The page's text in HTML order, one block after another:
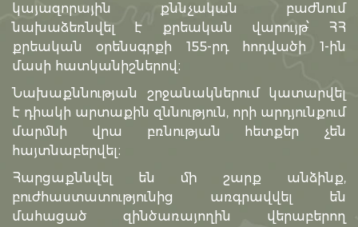
կայազորային քննչական բաժնում
նախաձեռնվել է քրեական վարույթ՝ ՀՀ
քրեական օրենսգրքի 155-րդ հոդվածի 1-ին
մասի հատկանիշներով։
Նախաքննության շրջանակներում կատարվել
է դիակի արտաքին զննություն, որի արդյունքում
մարմնի վրա բռնության հետքեր չեն
հայտնաբերվել։
Հարցաքննվել են մի շարք անձինք,
բուժհաստատությունից առգրավվել են
մահացած զինծառայողին վերաբերող